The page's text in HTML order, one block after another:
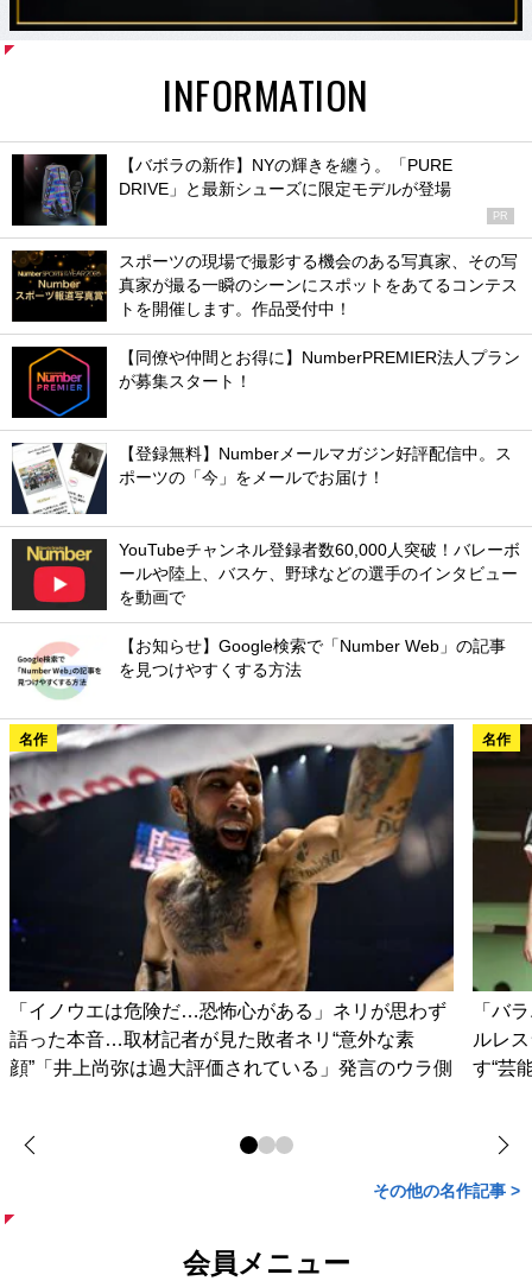
INFORMATION
【バボラの新作】NYの輝きを纏う。「PURE
DRIVE」と最新シューズに限定モデルが登場
PR
スポーツの現場で撮影する機会のある写真家、その写
真家が撮る一瞬のシーンにスポットをあてるコンテス
トを開催します。作品受付中！
【同僚や仲間とお得に】NumberPREMIER法人プラン
が募集スタート！
【登録無料】Numberメールマガジン好評配信中。ス
ポーツの「今」をメールでお届け！
YouTubeチャンネル登録者数60,000人突破！バレーボ
ールや陸上、バスケ、野球などの選手のインタビュー
を動画で
【お知らせ】Google検索で「Number Web」の記事
を見つけやすくする方法
名作
「イノウエは危険だ…恐怖心がある」ネリが思わず
語った本音…取材記者が見た敗者ネリ“意外な素
顔”「井上尚弥は過大評価されている」発言のウラ側
名作
「バ
ルレ
す“芸
その他の名作記事 >
会員メニュー